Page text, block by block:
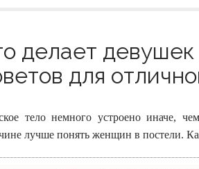
делает
для
тело немного устроено иначе,
лучше понять женщин в постели.